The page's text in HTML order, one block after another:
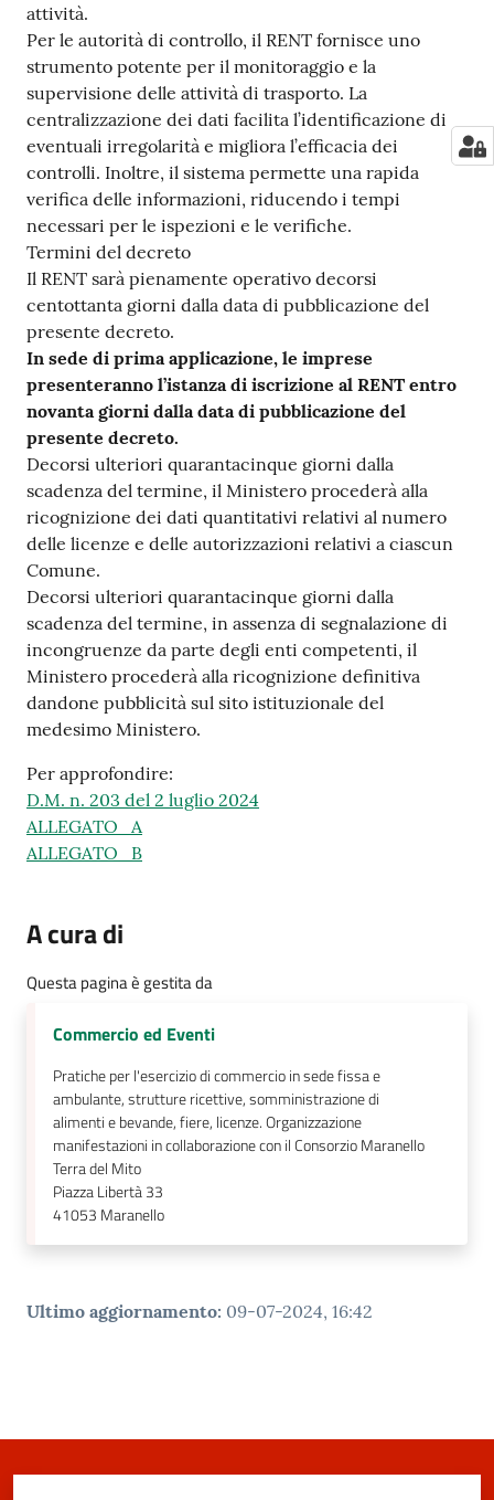
attività.
Per le autorità di controllo, il RENT fornisce uno
strumento potente per il monitoraggio e la
supervisione delle attività di trasporto. La
centralizzazione dei dati facilita l’identificazione di
eventuali irregolarità e migliora l’efficacia dei
controlli. Inoltre, il sistema permette una rapida
verifica delle informazioni, riducendo i tempi
necessari per le ispezioni e le verifiche.
Termini del decreto
Il RENT sarà pienamente operativo decorsi
centottanta giorni dalla data di pubblicazione del
presente decreto.
In sede di prima applicazione, le imprese
presenteranno l’istanza di iscrizione al RENT entro
novanta giorni dalla data di pubblicazione del
presente decreto.
Decorsi ulteriori quarantacinque giorni dalla
scadenza del termine, il Ministero procederà alla
ricognizione dei dati quantitativi relativi al numero
delle licenze e delle autorizzazioni relativi a ciascun
Comune.
Decorsi ulteriori quarantacinque giorni dalla
scadenza del termine, in assenza di segnalazione di
incongruenze da parte degli enti competenti, il
Ministero procederà alla ricognizione definitiva
dandone pubblicità sul sito istituzionale del
medesimo Ministero.
Per approfondire:
D.M. n. 203 del 2 luglio 2024
ALLEGATO_A
ALLEGATO_B
A cura di
Questa pagina è gestita da
Commercio ed Eventi
Pratiche per l'esercizio di commercio in sede fissa e
ambulante, strutture ricettive, somministrazione di
alimenti e bevande, fiere, licenze. Organizzazione
manifestazioni in collaborazione con il Consorzio Maranello
Terra del Mito
Piazza Libertà 33
41053 Maranello
Ultimo aggiornamento: 09-07-2024, 16:42